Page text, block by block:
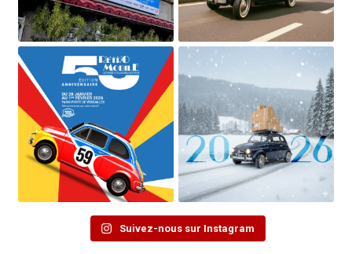
Suivez-nous sur Instagram